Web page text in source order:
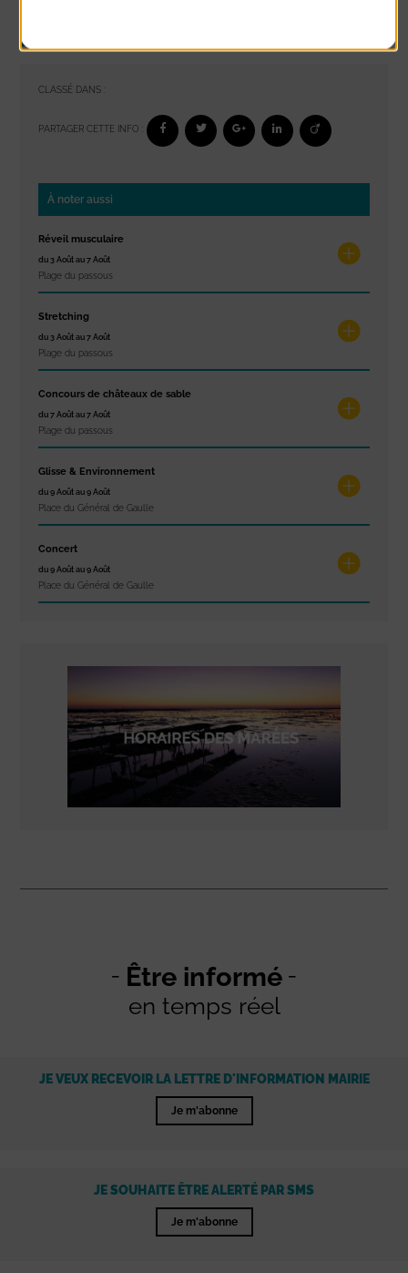
CLASSÉ DANS :
PARTAGER CETTE INFO :
À noter aussi
Réveil musculaire
du 3 Août au 7 Août
Plage du passous
Stretching
du 3 Août au 7 Août
Plage du passous
Concours de châteaux de sable
du 7 Août au 7 Août
Plage du passous
Glisse & Environnement
du 9 Août au 9 Août
Place du Général de Gaulle
Concert
du 9 Août au 9 Août
Place du Général de Gaulle
Être informé
en temps réel
JE VEUX RECEVOIR LA LETTRE D'INFORMATION MAIRIE
Je m'abonne
JE SOUHAITE ÊTRE ALERTÉ PAR SMS
Je m'abonne